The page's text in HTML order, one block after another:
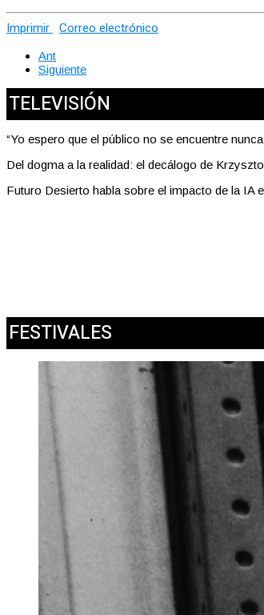
Imprimir Correo electrónico
Ant
Siguiente
TELEVISIÓN
“Yo espero que el público no se encuentre
Del dogma a la realidad: el decálogo de
Futuro Desierto habla sobre el impacto de la IA
FESTIVALES